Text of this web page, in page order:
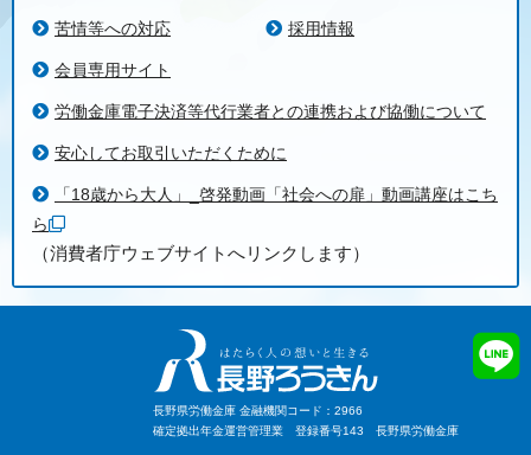
苦情等への対応 採用情報
会員専用サイト
労働金庫電子決済等代行業者との連携および協働について
安心してお取引いただくために
「18歳から大人」_啓発動画「社会への扉」動画講座はこち
ら
（消費者庁ウェブサイトへリンクします）
長野県労働金庫 金融機関コード：2966
確定拠出年金運営管理業 登録番号143 長野県労働金庫